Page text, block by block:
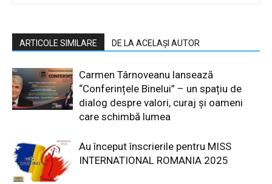
ARTICOLE SIMILARE DE LA ACELAȘI AUTOR
Carmen Târnoveanu lansează
“Conferințele Binelui” – un spațiu de
dialog despre valori, curaj și oameni
care schimbă lumea
Au început înscrierile pentru MISS
INTERNATIONAL ROMANIA 2025